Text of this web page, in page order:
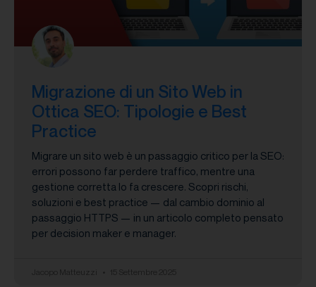
Migrazione di un Sito Web in
Ottica SEO: Tipologie e Best
Practice
Migrare un sito web è un passaggio critico per la SEO:
errori possono far perdere traffico, mentre una
gestione corretta lo fa crescere. Scopri rischi,
soluzioni e best practice — dal cambio dominio al
passaggio HTTPS — in un articolo completo pensato
per decision maker e manager.